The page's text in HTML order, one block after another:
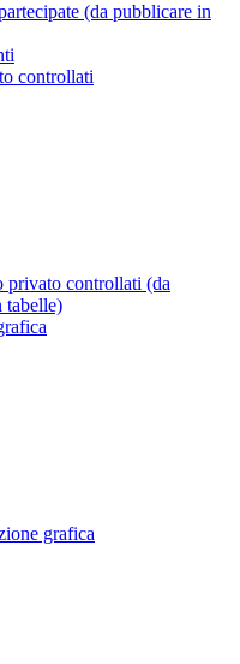
(da pubblicare in
controllati
privato controllati (da
tabelle)
grafica